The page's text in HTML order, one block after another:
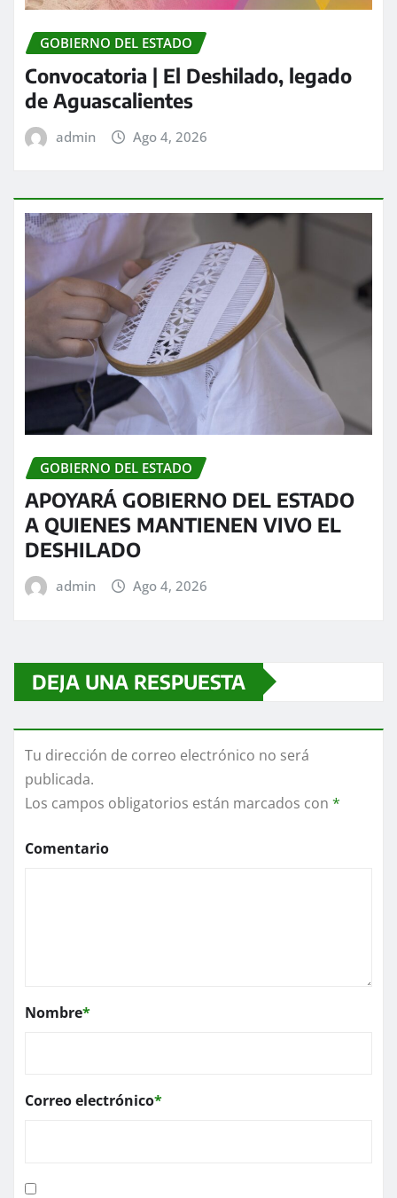
GOBIERNO DEL ESTADO
Convocatoria | El Deshilado, legado
de Aguascalientes
admin Ago 4, 2026
GOBIERNO DEL ESTADO
APOYARÁ GOBIERNO DEL ESTADO
A QUIENES MANTIENEN VIVO EL
DESHILADO
admin Ago 4, 2026
DEJA UNA RESPUESTA
Tu dirección de correo electrónico no será
publicada.
Los campos obligatorios están marcados con *
Comentario
Nombre*
Correo electrónico*